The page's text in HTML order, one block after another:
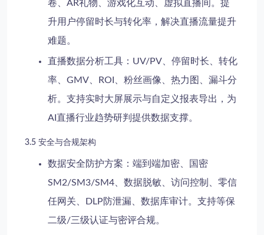
卷、AR礼物、游戏化互动、虚拟直播间。提
升用户停留时长与转化率，解决直播流量提升
难题。
直播数据分析工具 ：UV/PV、停留时长、转化
率、GMV、ROI、粉丝画像、热力图、漏斗分
析。支持实时大屏展示与自定义报表导出，为
AI直播行业趋势研判提供数据支撑。
3.5 安全与合规架构
数据安全防护方案 ：端到端加密、国密
SM2/SM3/SM4、数据脱敏、访问控制、零信
任网关、DLP防泄漏、数据库审计。支持等保
二级/三级认证与密评合规。